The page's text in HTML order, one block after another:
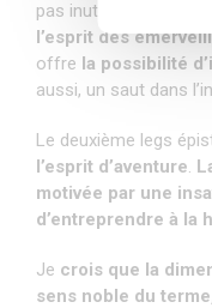
pas inutile de rappeler
l’esprit des
offre la possibilité
aussi, un saut dans
Le deuxième legs
l’esprit d’aventure.
motivée par une
d’entreprendre à la
Je crois que la
sens noble du